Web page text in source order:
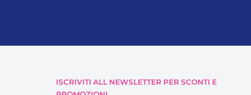
ISCRIVITI ALL NEWSLETTER PER SCONTI E